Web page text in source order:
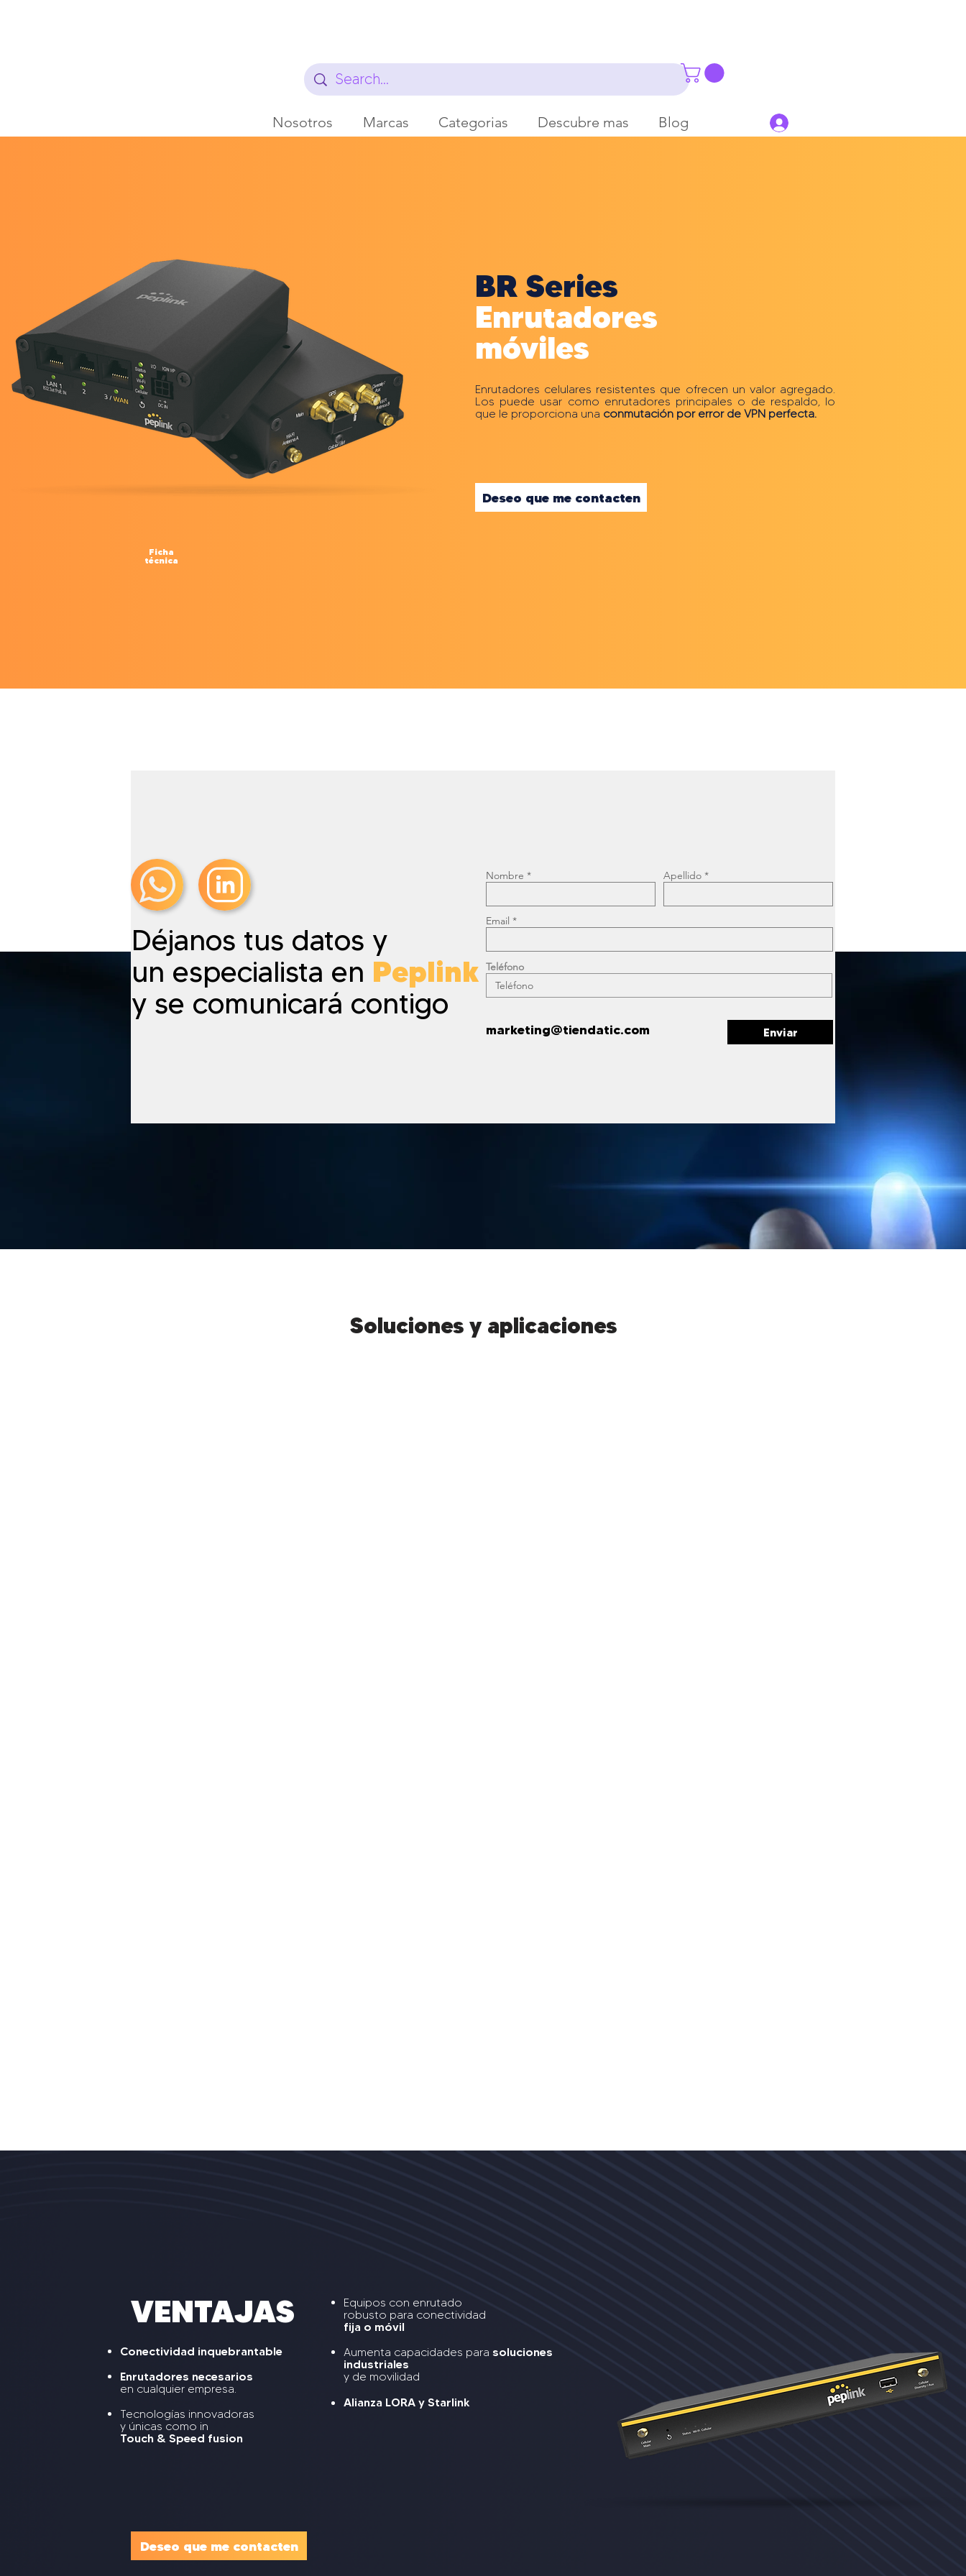
Nosotros Marcas Categorias Descubre mas Blog
BR Series
Enrutadores
móviles
Enrutadores celulares resistentes que ofrecen un valor agregado.
Los puede usar como enrutadores principales o de respaldo, lo
que le proporciona una conmutación por error de VPN perfecta.
Deseo que me contacten
Ficha
técnica
Déjanos tus datos y
un especialista en Peplink
y se comunicará contigo
Nombre Apellido
Email
Teléfono
marketing@tiendatic.com Enviar
Soluciones y aplicaciones
VENTAJAS
Conectividad inquebrantable
Enrutadores necesarios
en cualquier empresa.
Tecnologías innovadoras
y únicas como in
Touch & Speed fusion
Equipos con enrutado
robusto para conectividad
fija o móvil
Aumenta capacidades para soluciones
industriales
y de movilidad
Alianza LORA y Starlink
Deseo que me contacten